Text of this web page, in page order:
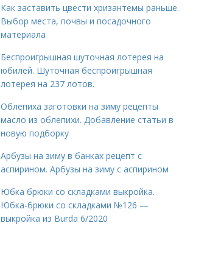
Как заставить цвести хризантемы раньше.
Выбор места, почвы и посадочного
материала
Беспроигрышная шуточная лотерея на
юбилей. Шуточная беспроигрышная
лотерея на 237 лотов.
Облепиха заготовки на зиму рецепты
масло из облепихи. Добавление статьи в
новую подборку
Арбузы на зиму в банках рецепт с
аспирином. Арбузы на зиму с аспирином
Юбка брюки со складками выкройка.
Юбка-брюки со складками №126 —
выкройка из Burda 6/2020